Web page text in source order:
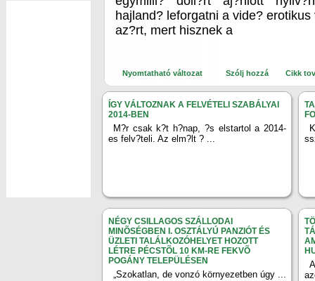
hajland? leforgatni a vide?
az?rt, mert hisznek a
Nyomtatható változat Szólj hozzá Cikk
ÍGY VÁLTOZNAK A FELVÉTELI SZABÁLYAI
2014-BEN
M?r csak k?t h?nap, ?s elstartol a 2014-
es felv?teli. Az elm?lt ? ...
NÉGY CSILLAGOS SZÁLLODAI
MINÕSÉGBEN I. OSZTÁLYÚ PANZIÓT ÉS
ÜZLETI TALÁLKOZÓHELYET HOZOTT
LÉTRE PÉCSTÕL 10 KM-RE FEKVÕ
POGÁNY TELEPÜLÉSEN
„Szokatlan, de vonzó környezetben úgy ...